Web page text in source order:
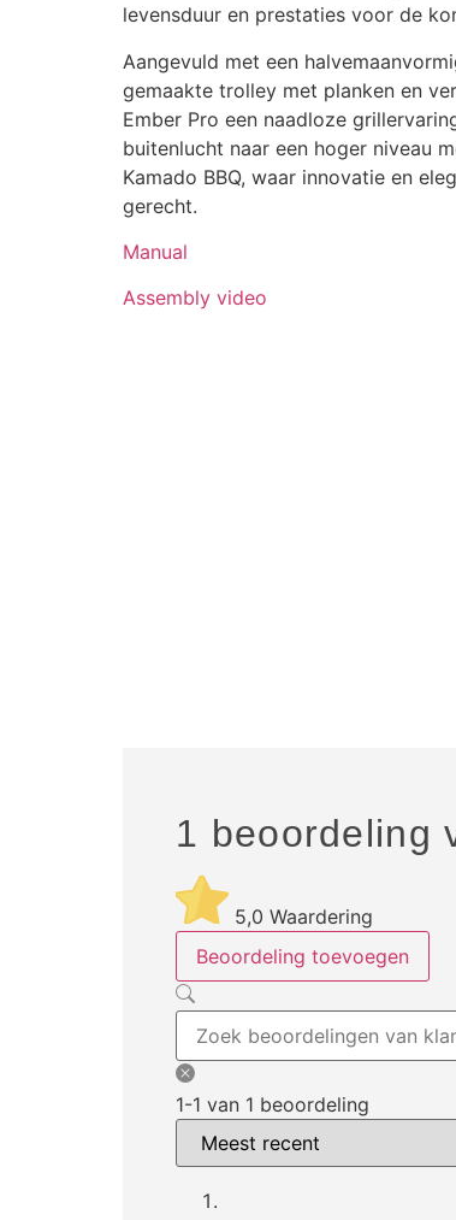
levensduur en prestaties voor de
Aangevuld met een
gemaakte trolley met planken en
Ember Pro een naadloze
buitenlucht naar een hoger niveau
Kamado BBQ, waar innovatie en
gerecht.
Manual
Assembly video
1 beoordeling
5,0 Waardering
Beoordeling toevoegen
1-1 van 1 beoordeling